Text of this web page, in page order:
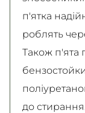
п'ятка
роблять
Також п'ята
до